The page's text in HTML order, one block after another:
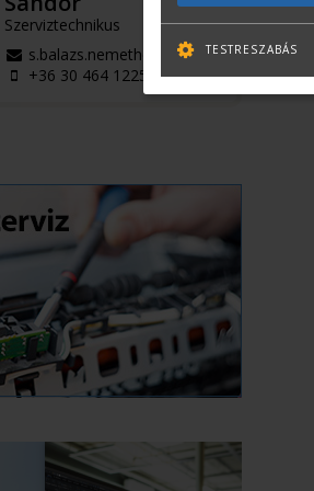
Szerviztechnikus
s.balazs.nemeth@terc.hu
+36 30 464 1225
TESTRESZABÁS